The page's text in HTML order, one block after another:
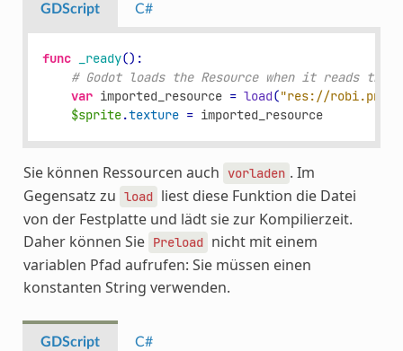
GDScript C#
func _ready():
# Godot loads the Resource when it reads
var imported_resource = load("res://robi.png"
$sprite.texture = imported_resource
Sie können Ressourcen auch vorladen . Im
Gegensatz zu load liest diese Funktion die Datei
von der Festplatte und lädt sie zur Kompilierzeit.
Daher können Sie Preload nicht mit einem
variablen Pfad aufrufen: Sie müssen einen
konstanten String verwenden.
GDScript C#